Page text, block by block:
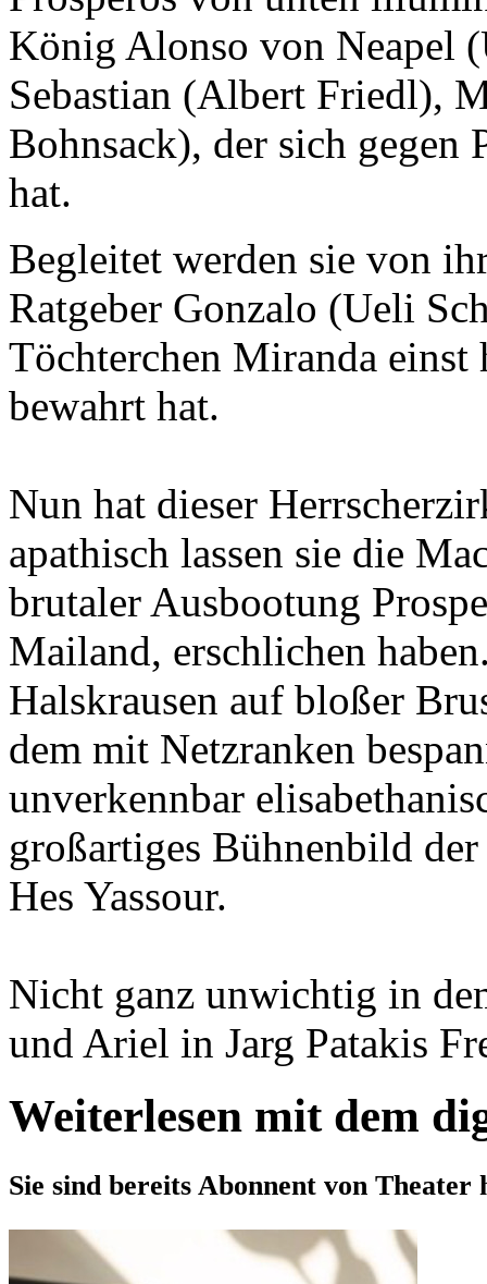
König Alonso von Neapel
Sebastian (Albert Friedl),
Bohnsack), der sich gegen
hat.
Begleitet werden sie von
Ratgeber Gonzalo (Ueli
Töchterchen Miranda
bewahrt hat.
Nun hat dieser
apathisch lassen sie die
brutaler Ausbootung
Mailand, erschlichen
Halskrausen auf bloßer
dem mit Netzranken
unverkennbar
großartiges Bühnenbild
Hes Yassour.
Nicht ganz unwichtig in
und Ariel in Jarg Patakis
Weiterlesen mit dem
Sie sind bereits Abonnent von Theater